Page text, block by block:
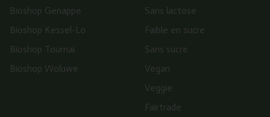
Bioshop Genappe
Bioshop Kessel-Lo
Bioshop Tournai
Bioshop Woluwe
Sans lactose
Faible en sucre
Sans sucre
Vegan
Veggie
Fairtrade